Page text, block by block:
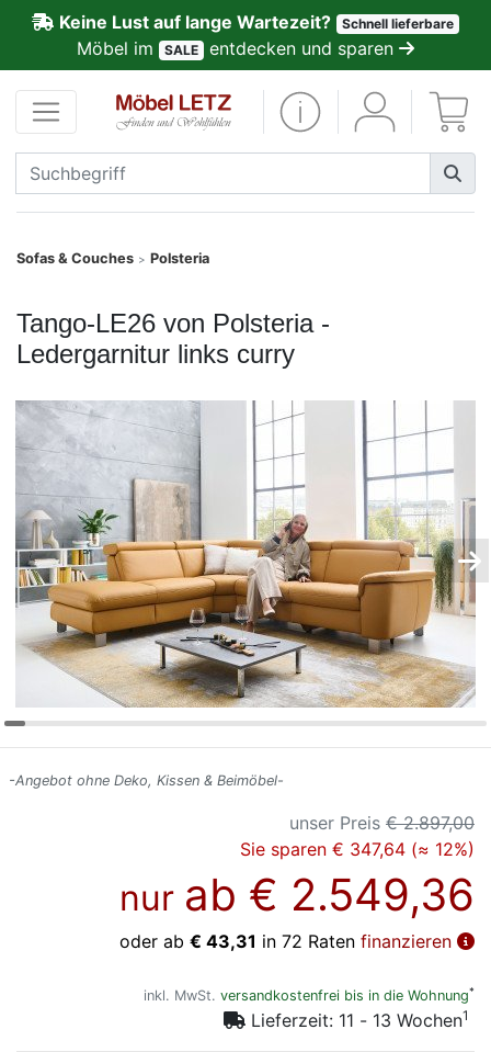
Keine Lust auf lange Wartezeit? Schnell lieferbare
Möbel im SALE entdecken und sparen
Sofas & Couches > Polsteria
Tango-LE26 von Polsteria -
Ledergarnitur links curry
-Angebot ohne Deko, Kissen & Beimöbel-
unser Preis € 2.897,00
Sie sparen € 347,64 (≈ 12%)
nur ab € 2.549,36
oder ab € 43,31 in 72 Raten finanzieren
inkl. MwSt. versandkostenfrei bis in die Wohnung*
Lieferzeit: 11 - 13 Wochen1
Kundenmeinungen
Anmelden
PREMIUM
Schnell
SALE
Polsterplaner
Möbel-
Konfigurator
0%
Finanzierung
Markenwelt
Letz-
Deals